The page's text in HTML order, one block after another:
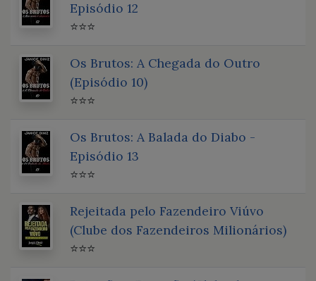
Episódio 12
⭐⭐⭐
Os Brutos: A Chegada do Outro
(Episódio 10)
⭐⭐⭐
Os Brutos: A Balada do Diabo -
Episódio 13
⭐⭐⭐
Rejeitada pelo Fazendeiro Viúvo
(Clube dos Fazendeiros Milionários)
⭐⭐⭐